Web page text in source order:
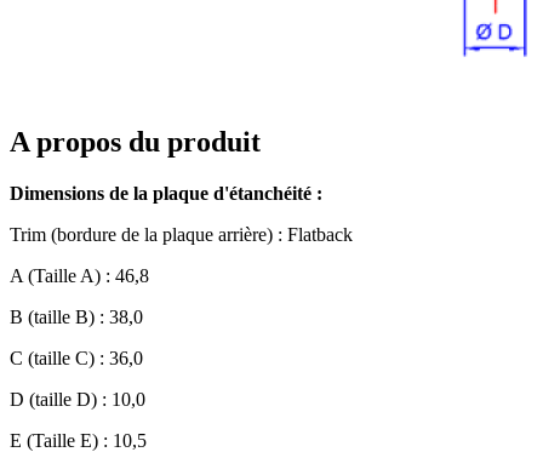
A propos du produit
Dimensions de la plaque d'étanchéité :
Trim (bordure de la plaque arrière) : Flatback
A (Taille A) : 46,8
B (taille B) : 38,0
C (taille C) : 36,0
D (taille D) : 10,0
E (Taille E) : 10,5